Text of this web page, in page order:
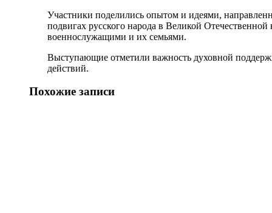
Участники поделились опытом и идеями,
подвигах русского народа в Великой
военнослужащими и их семьями.
Выступающие отметили важность духовной
действий.
Похожие записи